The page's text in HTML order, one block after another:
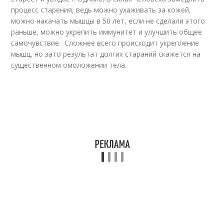
процесс старения, ведь можно ухаживать за кожей,
можно накачать мышцы в 50 лет, если не сделали этого
раньше, можно укрепить иммунитет и улучшить общее
самочувствие. Сложнее всего происходит укрепление
мышц, но зато результат долгих стараний скажется на
существенном омоложении тела.